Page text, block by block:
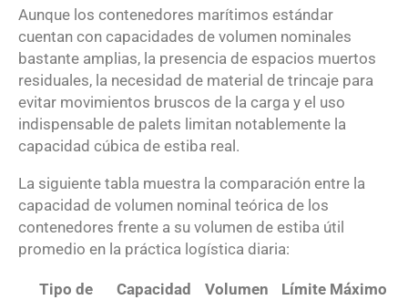
Aunque los contenedores marítimos estándar
cuentan con capacidades de volumen nominales
bastante amplias, la presencia de espacios muertos
residuales, la necesidad de material de trincaje para
evitar movimientos bruscos de la carga y el uso
indispensable de palets limitan notablemente la
capacidad cúbica de estiba real.
La siguiente tabla muestra la comparación entre la
capacidad de volumen nominal teórica de los
contenedores frente a su volumen de estiba útil
promedio en la práctica logística diaria:
Tipo de
Capacidad
Volumen
Límite Máximo